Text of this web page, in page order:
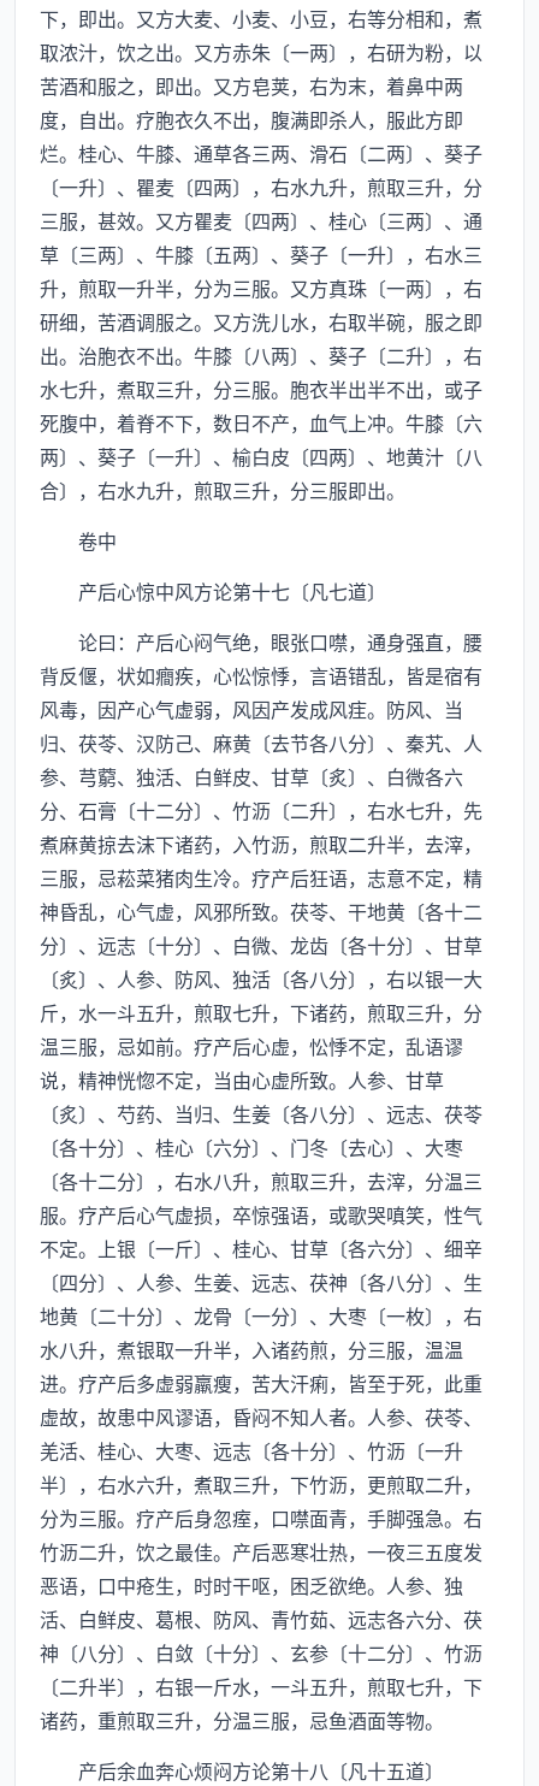
下，即出。又方大麦、小麦、小豆，右等分相和，煮
取浓汁，饮之出。又方赤朱〔一两〕，右研为粉，以
苦酒和服之，即出。又方皂荚，右为末，着鼻中两
度，自出。疗胞衣久不出，腹满即杀人，服此方即
烂。桂心、牛膝、通草各三两、滑石〔二两〕、葵子
〔一升〕、瞿麦〔四两〕，右水九升，煎取三升，分
三服，甚效。又方瞿麦〔四两〕、桂心〔三两〕、通
草〔三两〕、牛膝〔五两〕、葵子〔一升〕，右水三
升，煎取一升半，分为三服。又方真珠〔一两〕，右
研细，苦酒调服之。又方洗儿水，右取半碗，服之即
出。治胞衣不出。牛膝〔八两〕、葵子〔二升〕，右
水七升，煮取三升，分三服。胞衣半出半不出，或子
死腹中，着脊不下，数日不产，血气上冲。牛膝〔六
两〕、葵子〔一升〕、榆白皮〔四两〕、地黄汁〔八
合〕，右水九升，煎取三升，分三服即出。
卷中
产后心惊中风方论第十七〔凡七道〕
论曰：产后心闷气绝，眼张口噤，通身强直，腰
背反偃，状如癎疾，心忪惊悸，言语错乱，皆是宿有
风毒，因产心气虚弱，风因产发成风疰。防风、当
归、茯苓、汉防己、麻黄〔去节各八分〕、秦艽、人
参、芎藭、独活、白鲜皮、甘草〔炙〕、白微各六
分、石膏〔十二分〕、竹沥〔二升〕，右水七升，先
煮麻黄掠去沫下诸药，入竹沥，煎取二升半，去滓，
三服，忌菘菜猪肉生冷。疗产后狂语，志意不定，精
神昏乱，心气虚，风邪所致。茯苓、干地黄〔各十二
分〕、远志〔十分〕、白微、龙齿〔各十分〕、甘草
〔炙〕、人参、防风、独活〔各八分〕，右以银一大
斤，水一斗五升，煎取七升，下诸药，煎取三升，分
温三服，忌如前。疗产后心虚，忪悸不定，乱语谬
说，精神恍惚不定，当由心虚所致。人参、甘草
〔炙〕、芍药、当归、生姜〔各八分〕、远志、茯苓
〔各十分〕、桂心〔六分〕、门冬〔去心〕、大枣
〔各十二分〕，右水八升，煎取三升，去滓，分温三
服。疗产后心气虚损，卒惊强语，或歌哭嗔笑，性气
不定。上银〔一斤〕、桂心、甘草〔各六分〕、细辛
〔四分〕、人参、生姜、远志、茯神〔各八分〕、生
地黄〔二十分〕、龙骨〔一分〕、大枣〔一枚〕，右
水八升，煮银取一升半，入诸药煎，分三服，温温
进。疗产后多虚弱羸瘦，苦大汗痢，皆至于死，此重
虚故，故患中风谬语，昏闷不知人者。人参、茯苓、
羌活、桂心、大枣、远志〔各十分〕、竹沥〔一升
半〕，右水六升，煮取三升，下竹沥，更煎取二升，
分为三服。疗产后身忽痓，口噤面青，手脚强急。右
竹沥二升，饮之最佳。产后恶寒壮热，一夜三五度发
恶语，口中疮生，时时干呕，困乏欲绝。人参、独
活、白鲜皮、葛根、防风、青竹茹、远志各六分、茯
神〔八分〕、白敛〔十分〕、玄参〔十二分〕、竹沥
〔二升半〕，右银一斤水，一斗五升，煎取七升，下
诸药，重煎取三升，分温三服，忌鱼酒面等物。
产后余血奔心烦闷方论第十八〔凡十五道〕